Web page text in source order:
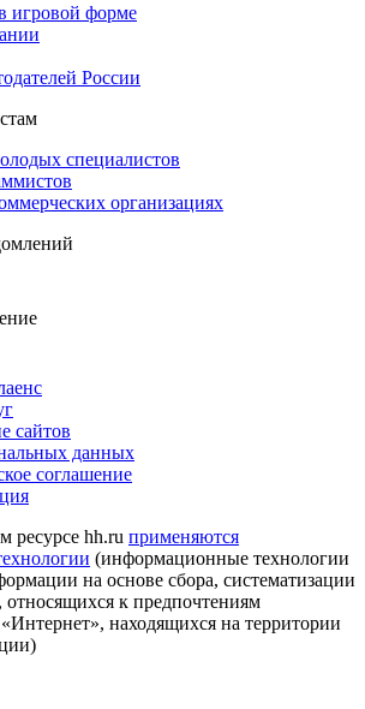
игровой форме
России
специалистов
организациях
сайтов
данных
соглашение
ресурсе hh.ru применяются
(информационные технологии
на основе сбора, систематизации
относящихся к предпочтениям
«Интернет», находящихся на территории